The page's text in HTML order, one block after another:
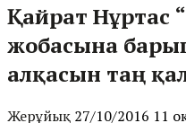
Қайрат Нұртас
жобасына
алқасын таң
Жерұйық 27/10/2016 11